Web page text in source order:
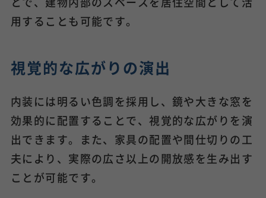
用することも可能です。
視覚的な広がりの演出
内装には明るい色調を採用し、鏡や大きな窓を
効果的に配置することで、視覚的な広がりを演
出できます。また、家具の配置や間仕切りの工
夫により、実際の広さ以上の開放感を生み出す
ことが可能です。